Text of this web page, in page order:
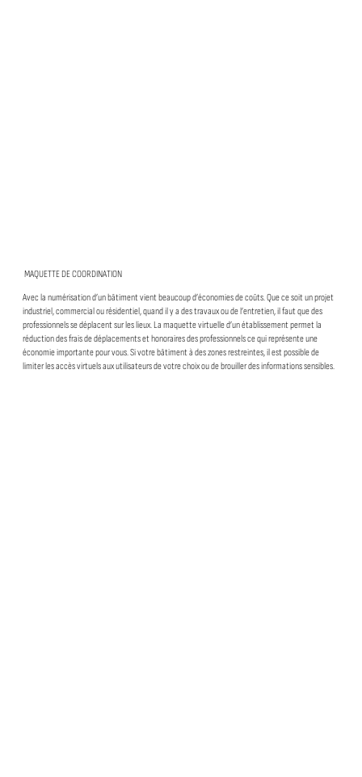
MAQUETTE DE COORDINATION
Avec la numérisation d’un bâtiment vient beaucoup d’économies de coûts. Que ce soit un projet
industriel, commercial ou résidentiel, quand il y a des travaux ou de l’entretien, il faut que des
professionnels se déplacent sur les lieux. La maquette virtuelle d’un établissement permet la
réduction des frais de déplacements et honoraires des professionnels ce qui représente une
économie importante pour vous. Si votre bâtiment à des zones restreintes, il est possible de
limiter les accès virtuels aux utilisateurs de votre choix ou de brouiller des informations sensibles.